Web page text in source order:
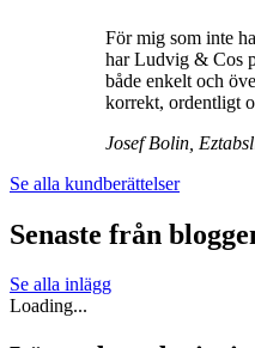
För mig som inte
har Ludvig & Cos
både enkelt och
korrekt, ordentligt
Josef Bolin,
Se alla kundberättelser
Senaste från
Se alla inlägg
Loading...